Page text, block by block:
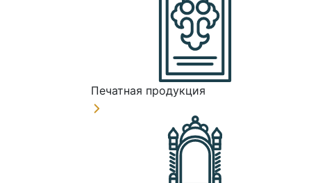
Печатная продукция